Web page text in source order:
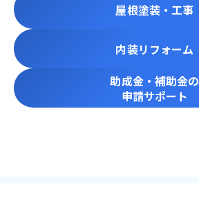
屋根塗装・工事
内装リフォーム
助成金・補助金の
申請サポート